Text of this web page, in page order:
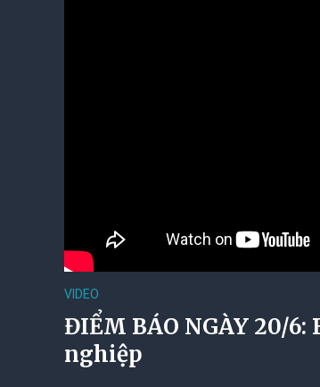
VIDEO
ĐIỂM BÁO NGÀY 20/
nghiệp